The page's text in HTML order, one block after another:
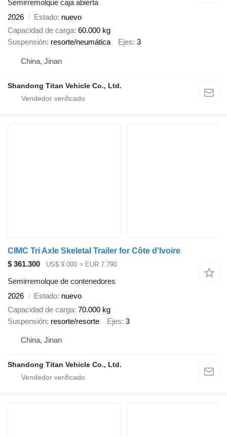
Semirremolque caja abierta
2026
Estado nuevo
Capacidad de carga 60.000 kg
Suspensión resorte/neumática Ejes 3
China, Jinan
Shandong Titan Vehicle Co., Ltd.
CIMC Tri Axle Skeletal Trailer for Côte d'Ivoire
$ 361.300
US$ 9.000 ≈ EUR 7.790
Semirremolque de contenedores
2026
Estado nuevo
Capacidad de carga 70.000 kg
Suspensión resorte/resorte Ejes 3
China, Jinan
Shandong Titan Vehicle Co., Ltd.